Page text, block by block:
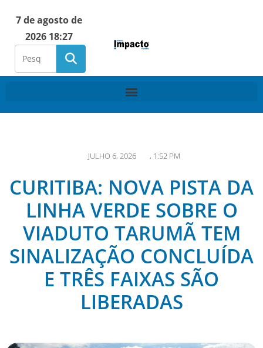
7 de agosto de
2026 18:27
JULHO 6, 2026 , 1:52 PM
CURITIBA: NOVA PISTA DA
LINHA VERDE SOBRE O
VIADUTO TARUMÃ TEM
SINALIZAÇÃO CONCLUÍDA
E TRÊS FAIXAS SÃO
LIBERADAS